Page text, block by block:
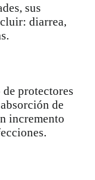
sus
diarrea,
protectores
de
incremento